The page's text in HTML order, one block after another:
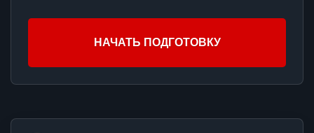
НАЧАТЬ ПОДГОТОВКУ